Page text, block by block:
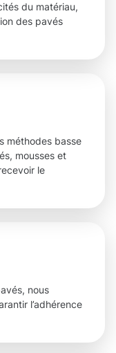
du matériau,
des pavés
méthodes basse
mousses et
le
nous
l’adhérence